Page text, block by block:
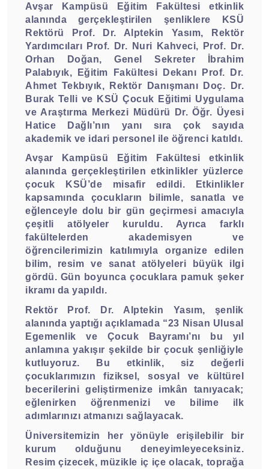
Avşar Kampüsü Eğitim Fakültesi etkinlik
alanında gerçekleştirilen şenliklere KSÜ
Rektörü Prof. Dr. Alptekin Yasım, Rektör
Yardımcıları Prof. Dr. Nuri Kahveci, Prof. Dr.
Orhan Doğan, Genel Sekreter İbrahim
Palabıyık, Eğitim Fakültesi Dekanı Prof. Dr.
Ahmet Tekbıyık, Rektör Danışmanı Doç. Dr.
Burak Telli ve KSÜ Çocuk Eğitimi Uygulama
ve Araştırma Merkezi Müdürü Dr. Öğr. Üyesi
Hatice Dağlı’nın yanı sıra çok sayıda
akademik ve idari personel ile öğrenci katıldı.
Avşar Kampüsü Eğitim Fakültesi etkinlik
alanında gerçekleştirilen etkinlikler yüzlerce
çocuk KSÜ’de misafir edildi. Etkinlikler
kapsamında çocukların bilimle, sanatla ve
eğlenceyle dolu bir gün geçirmesi amacıyla
çeşitli atölyeler kuruldu. Ayrıca farklı
fakültelerden akademisyen ve
öğrencilerimizin katılımıyla organize edilen
bilim, resim ve sanat atölyeleri büyük ilgi
gördü. Gün boyunca çocuklara pamuk şeker
ikramı da yapıldı.
Rektör Prof. Dr. Alptekin Yasım, şenlik
alanında yaptığı açıklamada “23 Nisan Ulusal
Egemenlik ve Çocuk Bayramı’nı bu yıl
anlamına yakışır şekilde bir çocuk şenliğiyle
kutluyoruz. Bu etkinlik, siz değerli
çocuklarımızın fiziksel, sosyal ve kültürel
becerilerini geliştirmenize imkân tanıyacak;
eğlenirken öğrenmenizi ve bilime ilk
adımlarınızı atmanızı sağlayacak.
Üniversitemizin her yönüyle erişilebilir bir
kurum olduğunu deneyimleyeceksiniz.
Resim çizecek, müzikle iç içe olacak, toprağa